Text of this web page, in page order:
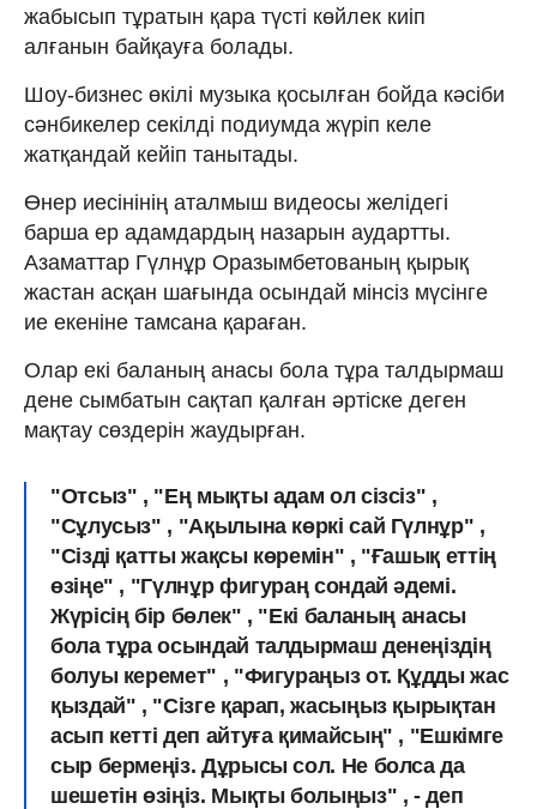
жабысып тұратын қара түсті көйлек киіп
алғанын байқауға болады.
Шоу-бизнес өкілі музыка қосылған бойда кәсіби
сәнбикелер секілді подиумда жүріп келе
жатқандай кейіп танытады.
Өнер иесінінің аталмыш видеосы желідегі
барша ер адамдардың назарын аудартты.
Азаматтар Гүлнұр Оразымбетованың қырық
жастан асқан шағында осындай мінсіз мүсінге
ие екеніне тамсана қараған.
Олар екі баланың анасы бола тұра талдырмаш
дене сымбатын сақтап қалған әртіске деген
мақтау сөздерін жаудырған.
"Отсыз" , "Ең мықты адам ол сізсіз" ,
"Сұлусыз" , "Ақылына көркі сай Гүлнұр" ,
"Сізді қатты жақсы көремін" , "Ғашық еттің
өзіңе" , "Гүлнұр фигураң сондай әдемі.
Жүрісің бір бөлек" , "Екі баланың анасы
бола тұра осындай талдырмаш денеңіздің
болуы керемет" , "Фигураңыз от. Құдды жас
қыздай" , "Сізге қарап, жасыңыз қырықтан
асып кетті деп айтуға қимайсың" , "Ешкімге
сыр бермеңіз. Дұрысы сол. Не болса да
шешетін өзіңіз. Мықты болыңыз" , - деп